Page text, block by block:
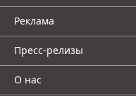
Реклама
Пресс-релизы
О нас